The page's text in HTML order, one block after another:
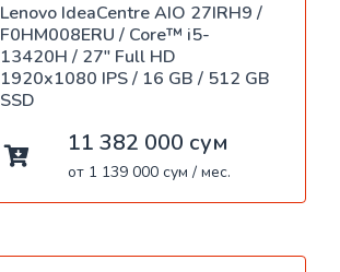
Lenovo IdeaCentre AIO 27IRH9 /
F0HM008ERU / Core™ i5-
13420H / 27" Full HD
1920x1080 IPS / 16 GB / 512 GB
SSD
11 382 000 сум
от 1 139 000 сум / мес.